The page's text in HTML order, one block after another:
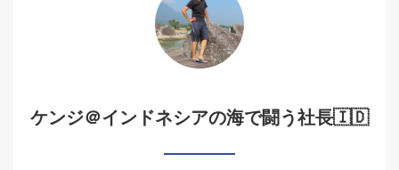
ケンジ＠インドネシアの海で闘う社長🇮🇩